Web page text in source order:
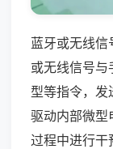
蓝牙或无线信
或无线信号
型等指令，
驱动内部微型
过程中进行干